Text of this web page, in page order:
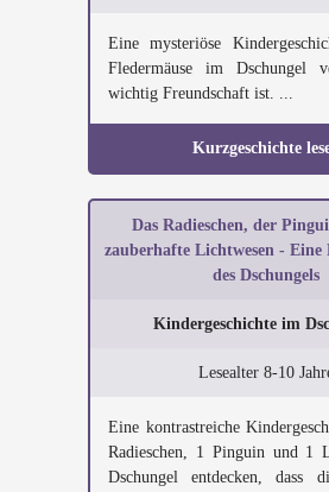
Eine mysteriöse
Fledermäuse im Dschungel
wichtig Freundschaft ist. ...
Kurzgeschichte
Das Radieschen, der
zauberhafte Lichtwesen - Eine
des Dschungels
Kindergeschichte im
Lesealter 8-10
Eine kontrastreiche
Radieschen, 1 Pinguin und 1
Dschungel entdecken, dass